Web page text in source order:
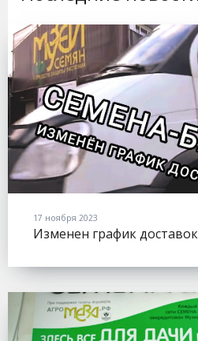
17 ноября 2023
Изменен график